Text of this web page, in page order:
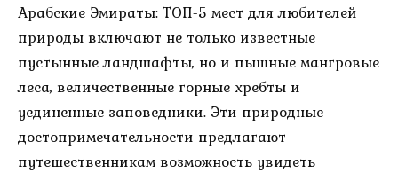
Арабские Эмираты: ТОП-5 мест для любителей
природы включают не только известные
пустынные ландшафты, но и пышные мангровые
леса, величественные горные хребты и
уединенные заповедники. Эти природные
достопримечательности предлагают
путешественникам возможность увидеть